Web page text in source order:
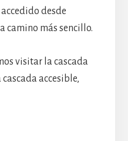
desde
camino más sencillo.
visitar la cascada
cascada accesible,